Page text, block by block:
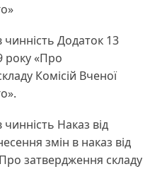
Додаток 13
року «Про
Комісій Вченої
Наказ від
змін в наказ від
затвердження складу